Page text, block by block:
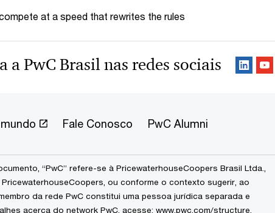
at a speed that rewrites the rules
a PwC Brasil nas redes sociais
Fale Conosco PwC Alumni
“PwC” refere-se à PricewaterhouseCoopers Brasil Ltda.,
ou conforme o contexto sugerir, ao
da rede PwC constitui uma pessoa jurídica separada e
acerca do network PwC, acesse: www.pwc.com/structure